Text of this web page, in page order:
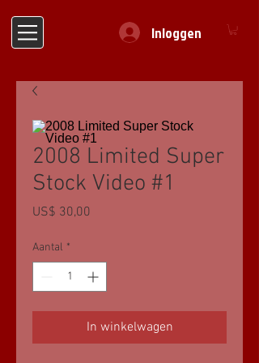
Inloggen
2008 Limited Super
Stock Video #1
US$ 30,00
Aantal *
In winkelwagen